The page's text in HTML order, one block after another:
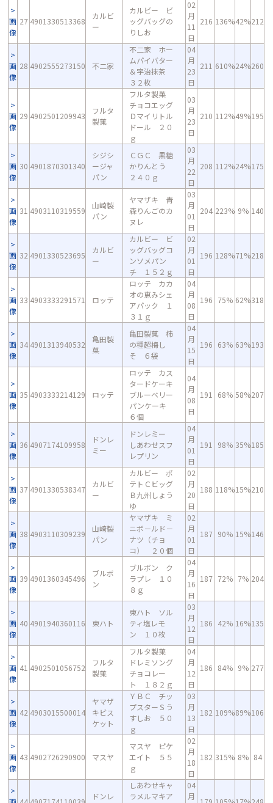
画
像
27 4901330513368
カルビ
ー
カルビー ビ
ッグバッグの
りしお
02
月
11
日
216 136%42%212
画
像
28 4902555273150 不二家
不二家 ホー
ムパイバター
＆宇治抹茶
３２枚
04
月
23
日
211 610%24%260
画
像
29 4902501209943
フルタ
製菓
フルタ製菓
チョコエッグ
Ｄマイリトル
ドール ２０
ｇ
03
月
23
日
210 112%49%195
画
像
30 4901870301340
シジシ
ージャ
パン
ＣＧＣ 黒糖
かりんとう
２４０ｇ
03
月
22
日
208 112%24%175
画
像
31 4903110319559
山崎製
パン
ヤマザキ 青
森りんごのカ
ヌレ
03
月
01
日
204 223% 9% 140
画
像
32 4901330523695
カルビ
ー
カルビー ビ
ッグバッグコ
ンソメパン
チ １５２ｇ
02
月
01
日
196 128%71%218
画
像
33 4903333291571 ロッテ
ロッテ カカ
オの恵みシェ
アパック １
３１ｇ
04
月
08
日
196 75% 62%318
画
像
34 4901313940532
亀田製
菓
亀田製菓 柿
の種超梅し
そ ６袋
04
月
15
日
196 63% 63%193
画
像
35 4903333214129 ロッテ
ロッテ カス
タードケーキ
ブルーベリー
パンケーキ
６個
04
月
08
日
191 68% 58%207
画
像
36 4907174109958
ドンレ
ミー
ドンレミー
しあわせスフ
レプリン
04
月
01
日
191 98% 35%185
画
像
37 4901330538347
カルビ
ー
カルビー ポ
テトＣビッグ
Ｂ九州しょう
ゆ
02
月
20
日
188 118%15%210
画
像
38 4903110309239
山崎製
パン
ヤマザキ ミ
ニボ－ルド－
ナツ（チョ
コ） ２０個
02
月
01
日
187 90% 15%146
画
像
39 4901360345496
ブルボ
ン
ブルボン ク
ラプレ １０
８ｇ
04
月
16
日
187 72% 7% 204
画
像
40 4901940360116 東ハト
東ハト ソル
ティ塩レモ
ン １０枚
03
月
12
日
186 42% 16%135
画
像
41 4902501056752
フルタ
製菓
フルタ製菓
ドレミソング
チョコレー
ト １８２ｇ
04
月
12
日
186 84% 9% 277
画
像
42 4903015500014
ヤマザ
キビス
ケット
ＹＢＣ チッ
プスターＳう
すしお ５０
ｇ
03
月
13
日
182 109%89%106
画
像
43 4902726290900 マスヤ
マスヤ ピケ
エイト ５５
ｇ
02
月
18
日
182 315% 8% 84
ドンレ
しあわせキャ
ラメルマキア
04
月